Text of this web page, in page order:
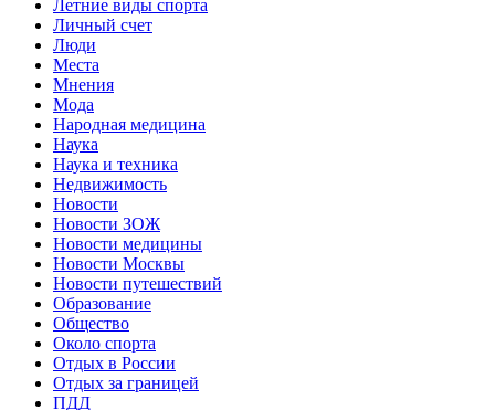
Летние виды спорта
Личный счет
Люди
Места
Мнения
Мода
Народная медицина
Наука
Наука и техника
Недвижимость
Новости
Новости ЗОЖ
Новости медицины
Новости Москвы
Новости путешествий
Образование
Общество
Около спорта
Отдых в России
Отдых за границей
ПДД